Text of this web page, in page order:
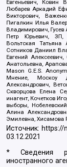
Евгеньевич, Ковин
Любарев Аркадий
Викторович,
Пигалкин Илья
Владимирович, Гусев
Петр Юрьевич,
Вольтская Татьяна
Сотников Даниил
Евгений
Анатольевна,
Mason G.E.S.
Мнение, Москоу
Александрович,
Скворцова Елена
инагент, Кочетков
выборы,
Алина
Эмилевна, Хисамова
Источник: https://
03.12.2021
* Сведения
иностранного